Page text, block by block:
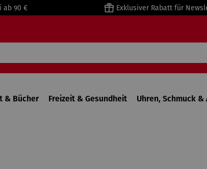
ab 90 € Exklusiver Rabatt für
& Bücher Freizeit & Gesundheit Uhren, Schmuck &